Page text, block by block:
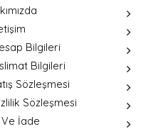
Bilgileri
Bilgileri
Sözleşmesi
Sözleşmesi
İade